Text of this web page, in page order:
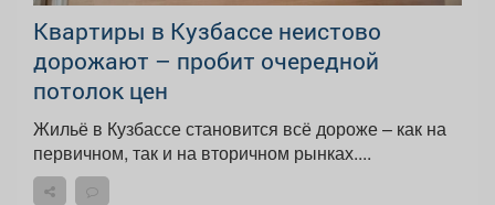
Квартиры в Кузбассе неистово
дорожают – пробит очередной
потолок цен
Жильё в Кузбассе становится всё дороже – как на
первичном, так и на вторичном рынках....